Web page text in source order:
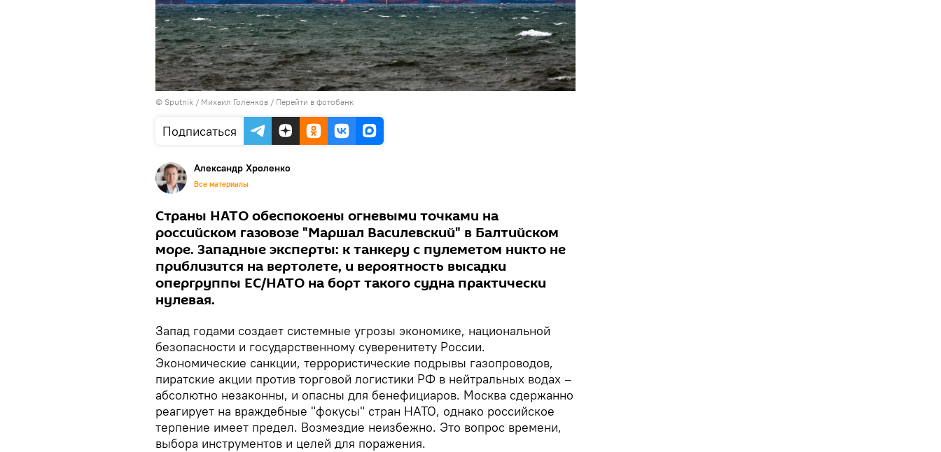
© Sputnik / Михаил Голенков / Перейти в фотобанк
Подписаться
Александр Хроленко
Все материалы
Страны НАТО обеспокоены огневыми точками на
российском газовозе "Маршал Василевский" в Балтийском
море. Западные эксперты: к танкеру с пулеметом никто не
приблизится на вертолете, и вероятность высадки
опергруппы ЕС/НАТО на борт такого судна практически
нулевая.
Запад годами создает системные угрозы экономике, национальной
безопасности и государственному суверенитету России.
Экономические санкции, террористические подрывы газопроводов,
пиратские акции против торговой логистики РФ в нейтральных водах –
абсолютно незаконны, и опасны для бенефициаров. Москва сдержанно
реагирует на враждебные "фокусы" стран НАТО, однако российское
терпение имеет предел. Возмездие неизбежно. Это вопрос времени,
выбора инструментов и целей для поражения.